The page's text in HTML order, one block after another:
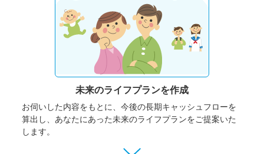
未来のライフプランを作成
お伺いした内容をもとに、今後の長期キャッシュフローを
算出し、あなたにあった未来のライフプランをご提案いた
します。